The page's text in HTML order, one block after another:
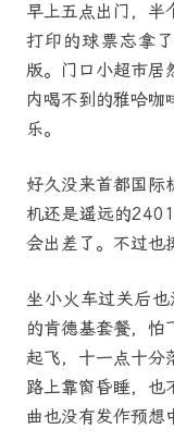
早上五点出门，半
打印的球票忘拿
版。门口小超市居
内喝不到的雅哈咖
乐。
好久没来首都国际
机还是遥远的
会出差了。不过也
坐小火车过关后
的肯德基套餐，怕
起飞，十一点十分
路上靠窗昏睡，也
曲也没有发作预想